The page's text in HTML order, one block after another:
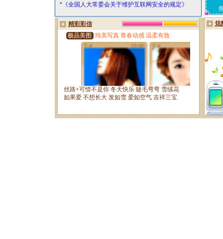
*《全国人大常委会关于维护互联网安全的规定》